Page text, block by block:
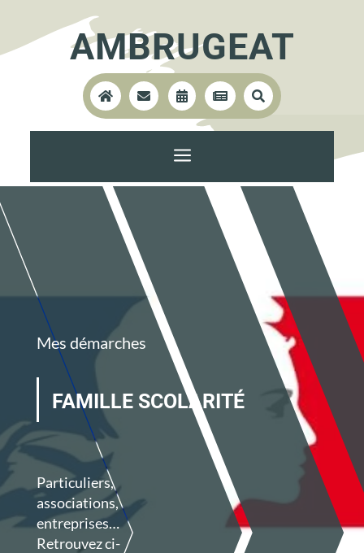
AMBRUGEAT
    
a
Mes démarches
FAMILLE SCOLARITÉ
Particuliers,
associations,
entreprises…
Retrouvez ci-